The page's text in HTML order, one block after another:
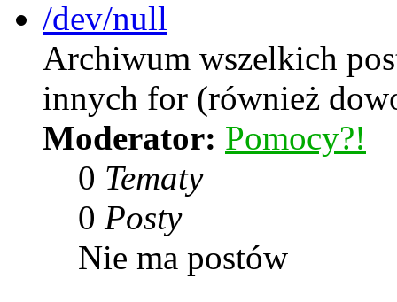
/dev/null
Archiwum wszelkich
innych for (również
Moderator: Pomocy?!
0 Tematy
0 Posty
Nie ma postów